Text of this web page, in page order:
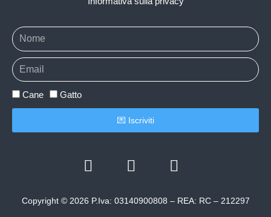
Copyright © 2026 P.Iva: 03140900808 – REA: RC – 212297
Cane Gatto
💌 Iscriviti